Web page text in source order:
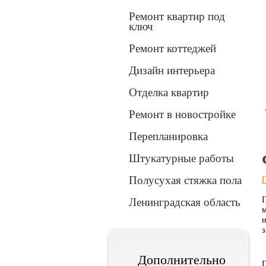
Вперед
Ремонт квартир под
ключ
Ремонт коттеджей
Дизайн интерьера
Отделка квартир
Ремонт в новостройке
Перепланировка
Штукатурные работы
Полусухая стяжка пола
Ленинградская область
Дополнительно